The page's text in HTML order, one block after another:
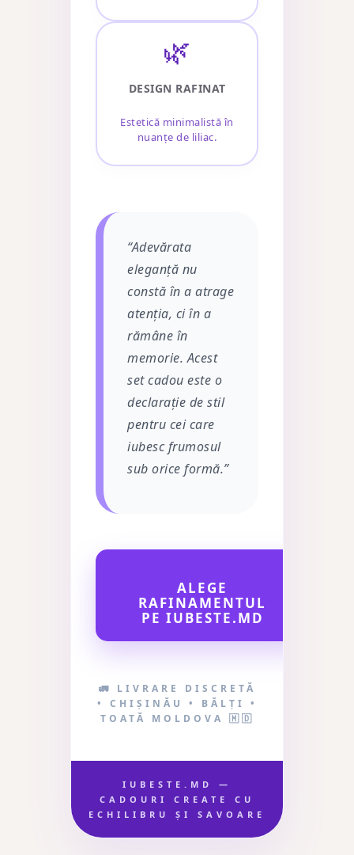
🌿
DESIGN RAFINAT
Estetică minimalistă în
nuanțe de liliac.
“Adevărata
eleganță nu
constă în a atrage
atenția, ci în a
rămâne în
memorie. Acest
set cadou este o
declarație de stil
pentru cei care
iubesc frumosul
sub orice formă.”
ALEGE
RAFINAMENTUL
PE IUBESTE.MD
🚛 LIVRARE DISCRETĂ
• CHIȘINĂU • BĂLȚI •
TOATĂ MOLDOVA 🇲🇩
IUBESTE.MD —
CADOURI CREATE CU
ECHILIBRU ȘI SAVOARE